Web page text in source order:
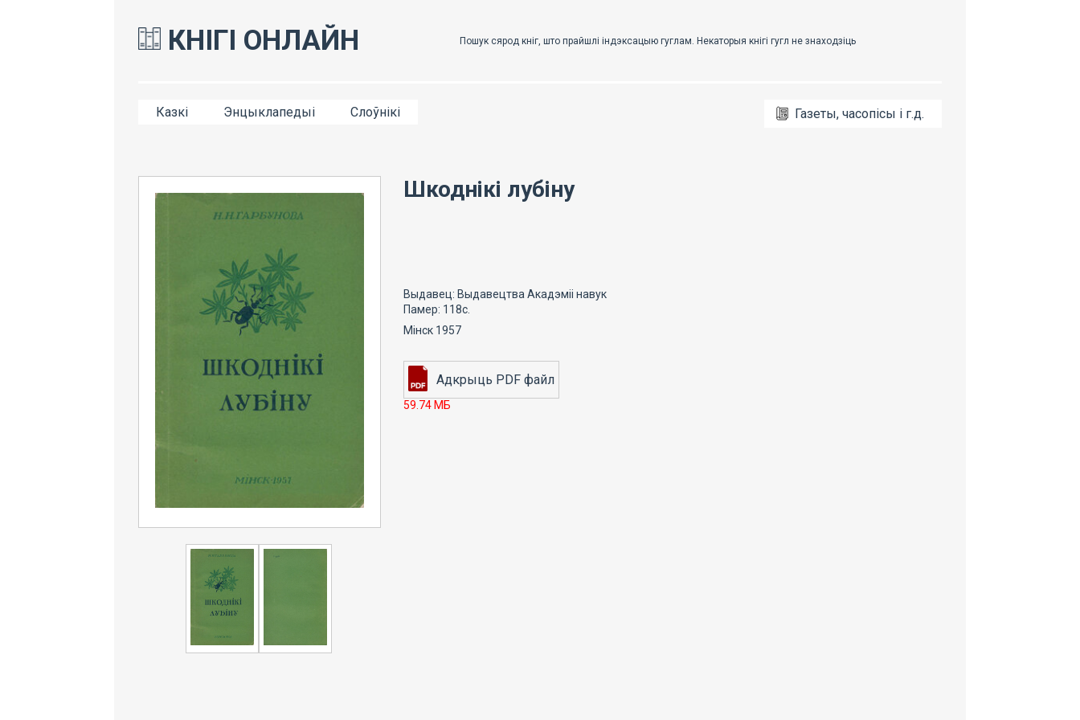
КНІГІ ОНЛАЙН
Казкі Энцыклапедыі Слоўнікі Газеты, часопісы і г.д.
Шкоднікі лубіну
Выдавец: Выдавецтва Акадэміі навук
Памер: 118с.
Мінск 1957
59.74 МБ